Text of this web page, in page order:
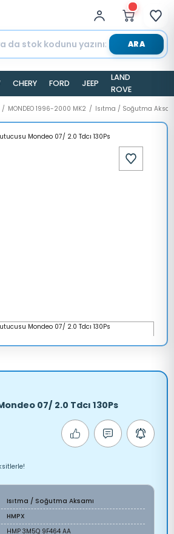
ARA
CHERY FORD JEEP
LAND
ROVER
MONDEO 1996-2000 MK2 Isıtma / Soğutma
07/ 2.0 Tdcı 130Ps
Isıtma / Soğutma Aksamı
HMPX
HMP 3M5Q 9F464 AA